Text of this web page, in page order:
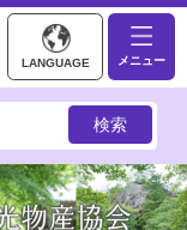
ページ／棚倉
LANGUAGE メニュー